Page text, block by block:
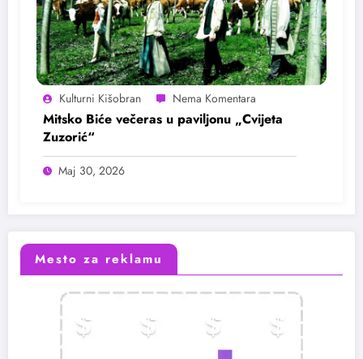
Kulturni Kišobran
Mitsko Biće večeras u paviljonu „Cvijeta
Zuzorić“
Maj 30, 2026
Mesto za reklamu